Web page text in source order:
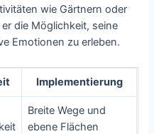
wie Gärtnern oder
die Möglichkeit, seine
Emotionen zu erleben.
Implementierung
Breite Wege und
ebene Flächen